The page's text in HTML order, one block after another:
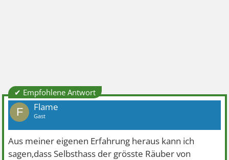
✔ Empfohlene Antwort
F Flame
Gast
Aus meiner eigenen Erfahrung heraus kann ich
sagen,dass Selbsthass der grösste Räuber von